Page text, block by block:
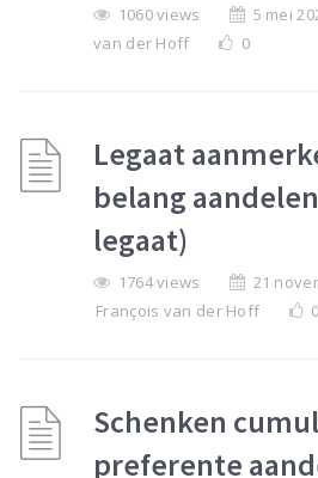
1060 views 5 mei
van der Hoff
0
Legaat
belang
legaat)
1764 views
21
François van der Hoff
0
Schenken
preferente